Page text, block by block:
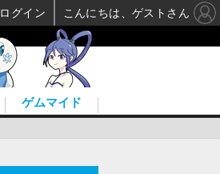
ゲムマイド
ログイン こんにちは、ゲストさん